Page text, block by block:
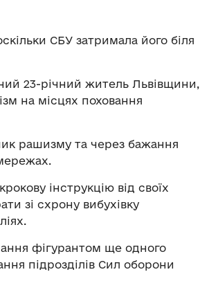
СБУ затримала його біля
23-річний житель Львівщини,
на місцях поховання
рашизму та через бажання
інструкцію від своїх
зі схрону вибухівку
фігурантом ще одного
підрозділів Сил оборони